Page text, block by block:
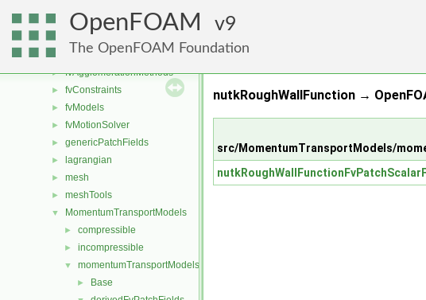
OpenFOAM 9
The OpenFOAM Foundation
fileFormats
► finiteVolume
► functionObjects
► fvAgglomerationMethods
► fvConstraints
► fvModels
► fvMotionSolver
► genericPatchFields
► lagrangian
► mesh
► meshTools
▼ MomentumTransportModels
► compressible
► incompressible
▼ momentumTransportModels
► Base
nutkRoughWallFunction →
src/MomentumTransportModels/